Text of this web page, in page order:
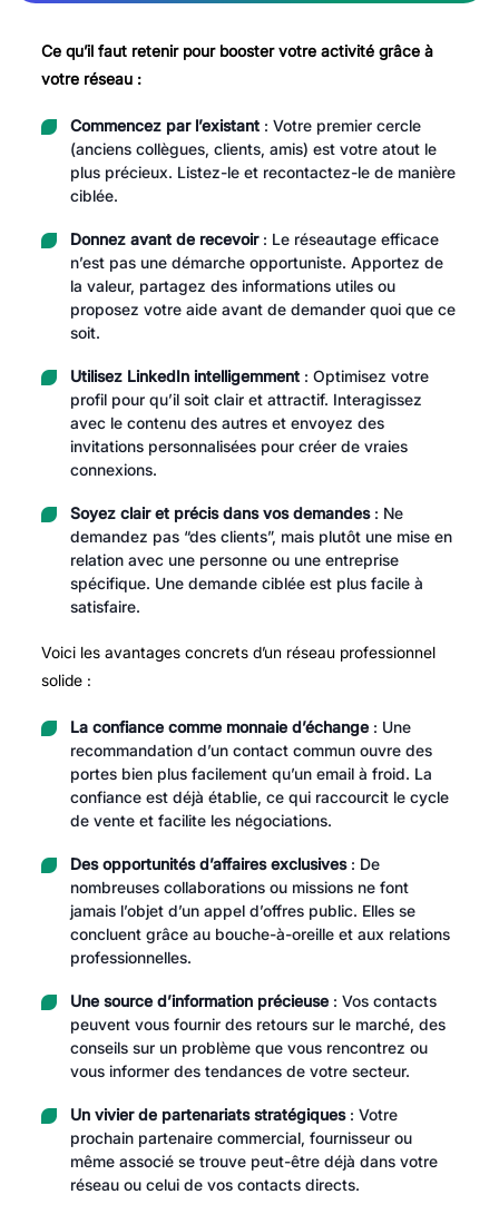
Ce qu’il faut retenir pour booster votre activité grâce à
votre réseau :
Commencez par l’existant: Votre premier cercle
(anciens collègues, clients, amis) est votre atout le
plus précieux. Listez-le et recontactez-le de manière
ciblée.
Donnez avant de recevoir: Le réseautage efficace
n’est pas une démarche opportuniste. Apportez de
la valeur, partagez des informations utiles ou
proposez votre aide avant de demander quoi que ce
soit.
Utilisez LinkedIn intelligemment: Optimisez votre
profil pour qu’il soit clair et attractif. Interagissez
avec le contenu des autres et envoyez des
invitations personnalisées pour créer de vraies
connexions.
Soyez clair et précis dans vos demandes: Ne
demandez pas “des clients”, mais plutôt une mise en
relation avec une personne ou une entreprise
spécifique. Une demande ciblée est plus facile à
satisfaire.
Voici les avantages concrets d’un réseau professionnel
solide :
La confiance comme monnaie d’échange: Une
recommandation d’un contact commun ouvre des
portes bien plus facilement qu’un email à froid. La
confiance est déjà établie, ce qui raccourcit le cycle
de vente et facilite les négociations.
Des opportunités d’affaires exclusives: De
nombreuses collaborations ou missions ne font
jamais l’objet d’un appel d’offres public. Elles se
concluent grâce au bouche-à-oreille et aux relations
professionnelles.
Une source d’information précieuse: Vos contacts
peuvent vous fournir des retours sur le marché, des
conseils sur un problème que vous rencontrez ou
vous informer des tendances de votre secteur.
Un vivier de partenariats stratégiques: Votre
prochain partenaire commercial, fournisseur ou
même associé se trouve peut-être déjà dans votre
réseau ou celui de vos contacts directs.